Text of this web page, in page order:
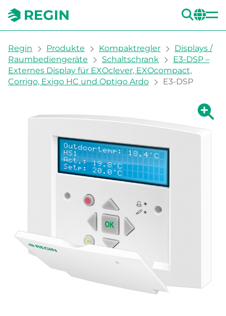
You are here:
Regin Produkte Kompaktregler
Displays /
Raumbediengeräte
Schaltschrank
E3-DSP –
Externes Display für EXOclever, EXOcompact,
Corrigo, Exigo HC und Optigo Ardo
E3-DSP
Zeige